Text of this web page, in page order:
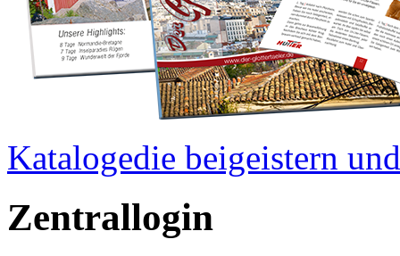
Katalogedie beigeistern
Zentrallogin